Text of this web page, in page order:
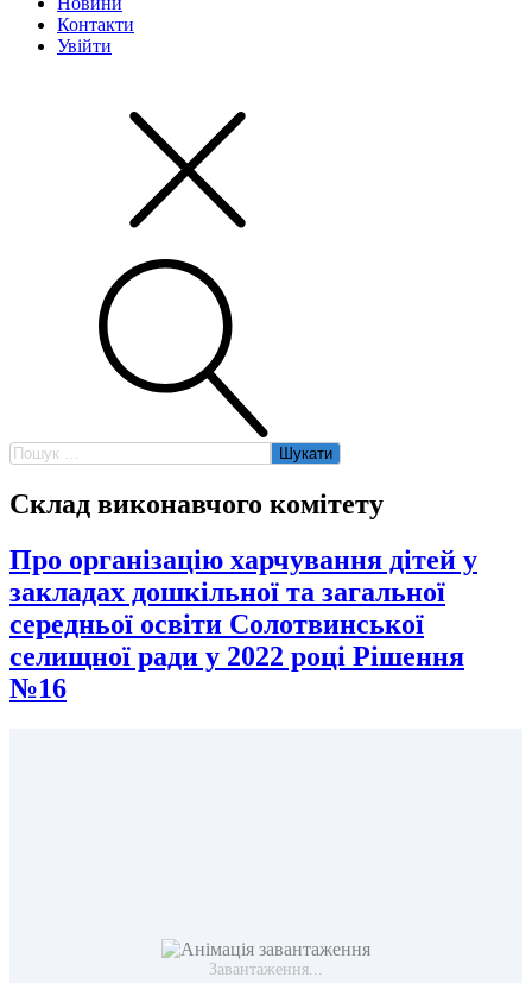
Контакти
Увійти
Пошук:
Склад виконавчого комітету
Про організацію харчування дітей у
закладах дошкільної та загальної
середньої освіти Солотвинської
селищної ради у 2022 році Рішення
№16
Завантаження...